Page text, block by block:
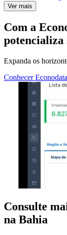
Ver mais
Com a
potencializa
Expanda os
Conhecer
Consulte
na Bahia